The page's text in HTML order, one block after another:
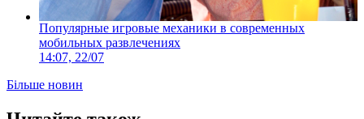
Популярные игровые механики в современных
мобильных развлечениях
14:07, 22/07
Більше новин